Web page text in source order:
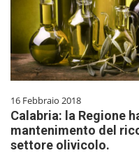
16 Febbraio 2018
Calabria: la Regione
mantenimento del
settore olivicolo.